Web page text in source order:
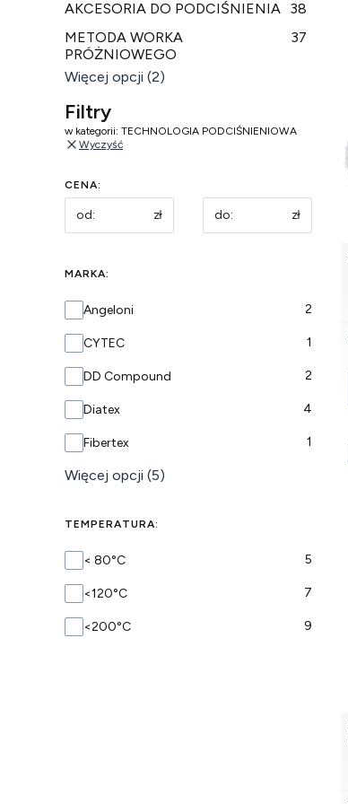
AKCESORIA DO PODCIŚNIENIA
38
METODA WORKA
PRÓŻNIOWEGO
37
Więcej opcji (2)
Filtry
w kategorii: TECHNOLOGIA PODCIŚNIENIOWA
Wyczyść
CENA:
zł zł
MARKA:
MarkaAngeloni 2
CYTEC 1
DD Compound 2
Diatex 4
Fibertex 1
Więcej opcji (5)
TEMPERATURA:
TEMPERATURA
< 80°C 5
<120°C 7
<200°C 9